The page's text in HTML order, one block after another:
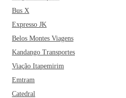
Bus X
Expresso JK
Belos Montes Viagens
Kandango Transportes
Viação Itapemirim
Emtram
Catedral